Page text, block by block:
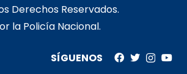
Derechos Reservados.
la Policía Nacional.
SÍGUENOS